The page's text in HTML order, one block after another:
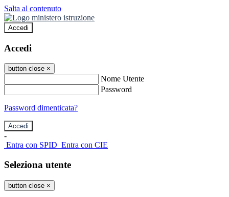
Salta al contenuto
Accedi
Accedi
button close ×
Nome Utente
Password
Password dimenticata?
-
Entra con SPID Entra con CIE
Seleziona utente
button close ×